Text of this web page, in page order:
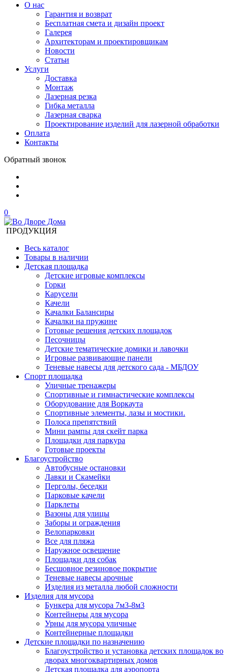
О нас
Гарантия и возврат
Бесплатная смета и дизайн проект
Галерея
Архитекторам и проектировщикам
Новости
Статьи
Услуги
Доставка
Монтаж
Лазерная резка
Гибка металла
Лазерная сварка
Проектирование изделий для лазерной обработки
Оплата
Контакты
Обратный звонок
0
ПРОДУКЦИЯ
Весь каталог
Товары в наличии
Детская площадка
Детские игровые комплексы
Горки
Карусели
Качели
Качалки Балансиры
Качалки на пружине
Готовые решения детских площадок
Песочницы
Детские тематические домики и лавочки
Игровые развивающие панели
Теневые навесы для детского сада - МБДОУ
Спорт площадка
Уличные тренажеры
Спортивные и гимнастические комплексы
Оборудование для Воркаута
Спортивные элементы, лазы и мостики.
Полоса препятствий
Мини рампы для скейт парка
Площадки для паркура
Готовые проекты
Благоустройство
Автобусные остановки
Лавки и Скамейки
Перголы, беседки
Парковые качели
Парклеты
Вазоны для улицы
Заборы и ограждения
Велопарковки
Все для пляжа
Наружное освещение
Площадки для собак
Бесшовное резиновое покрытие
Теневые навесы арочные
Изделия из металла любой сложности
Изделия для мусора
Бункера для мусора 7м3-8м3
Контейнеры для мусора
Урны для мусора уличные
Контейнерные площадки
Детские площадки по назначению
Благоустройство и установка детских площадок во
дворах многоквартирных домов
Детская площадка для аэропорта